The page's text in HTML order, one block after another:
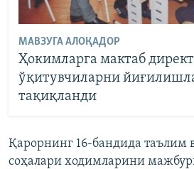
МАВЗУГА АЛОҚАДОР
Ҳокимларга мактаб
ўқитувчиларни
тақиқланди
Қарорнинг 16-бандида таълим
соҳалари ходимларини